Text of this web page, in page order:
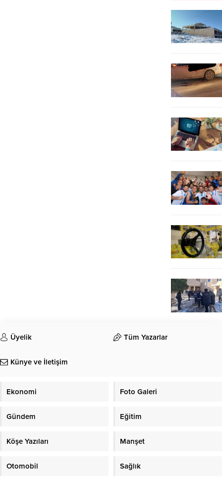
Üyelik Tüm Yazarlar
Künye ve İletişim
Ekonomi Foto Galeri
Gündem Eğitim
Köşe Yazıları Manşet
Otomobil Sağlık